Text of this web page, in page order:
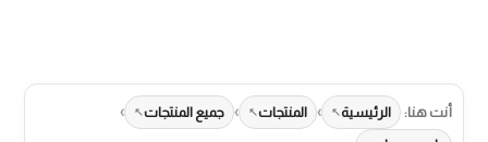
أنت هنا: الرئيسية › المنتجات › جميع المنتجات ›